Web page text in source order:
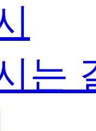
는